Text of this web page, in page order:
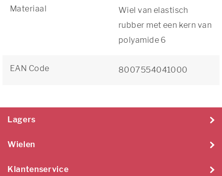
Materiaal
Wiel van elastisch
rubber met een kern van
polyamide 6
EAN Code 8007554041000
Lagers
Wielen
Klantenservice